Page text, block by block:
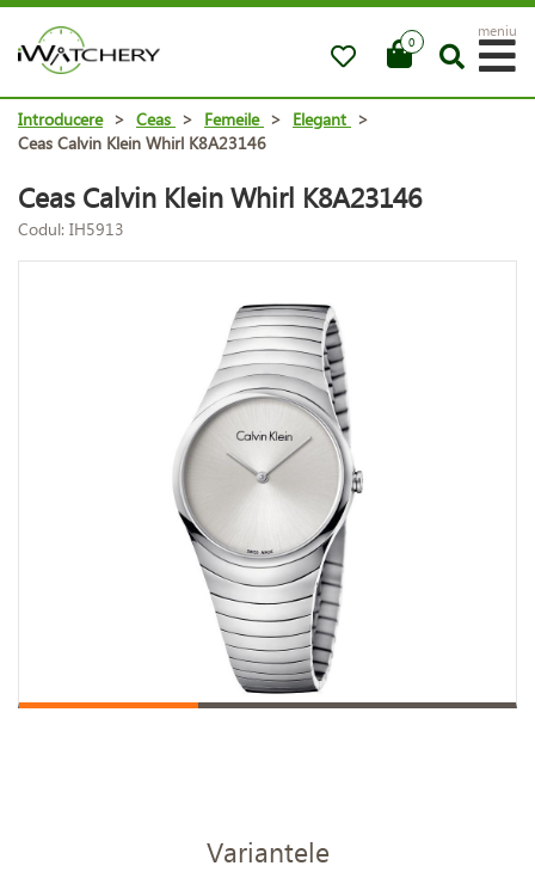
0
meniu
Introducere > Ceas > Femeile > Elegant >
Ceas Calvin Klein Whirl K8A23146
Ceas Calvin Klein Whirl K8A23146
Codul: IH5913
Variantele